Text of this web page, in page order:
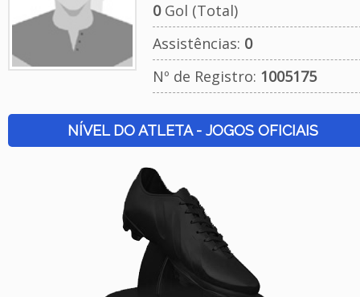
0Gol (Total)
Assistências: 0
Nº de Registro: 1005175
NÍVEL DO ATLETA - JOGOS OFICIAIS